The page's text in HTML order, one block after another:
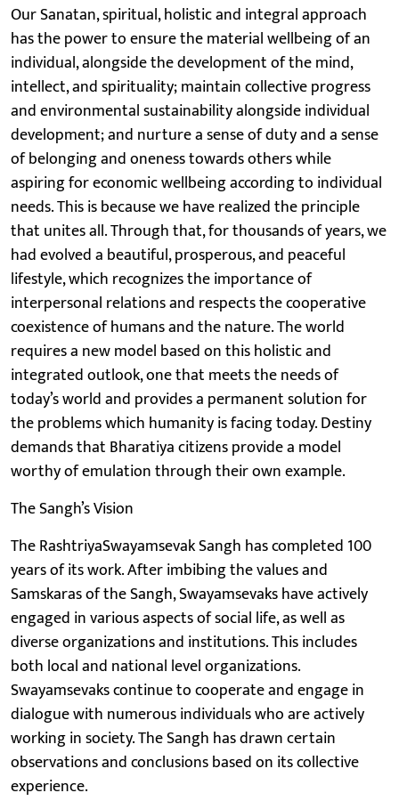
Our Sanatan, spiritual, holistic and integral approach
has the power to ensure the material wellbeing of an
individual, alongside the development of the mind,
intellect, and spirituality; maintain collective progress
and environmental sustainability alongside individual
development; and nurture a sense of duty and a sense
of belonging and oneness towards others while
aspiring for economic wellbeing according to individual
needs. This is because we have realized the principle
that unites all. Through that, for thousands of years, we
had evolved a beautiful, prosperous, and peaceful
lifestyle, which recognizes the importance of
interpersonal relations and respects the cooperative
coexistence of humans and the nature. The world
requires a new model based on this holistic and
integrated outlook, one that meets the needs of
today’s world and provides a permanent solution for
the problems which humanity is facing today. Destiny
demands that Bharatiya citizens provide a model
worthy of emulation through their own example.
The Sangh’s Vision
The RashtriyaSwayamsevak Sangh has completed 100
years of its work. After imbibing the values and
Samskaras of the Sangh, Swayamsevaks have actively
engaged in various aspects of social life, as well as
diverse organizations and institutions. This includes
both local and national level organizations.
Swayamsevaks continue to cooperate and engage in
dialogue with numerous individuals who are actively
working in society. The Sangh has drawn certain
observations and conclusions based on its collective
experience.